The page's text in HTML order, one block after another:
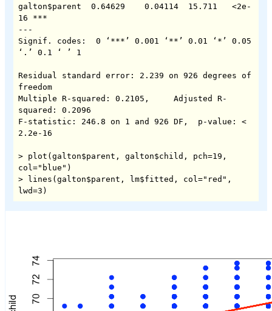
galton$parent  0.64629    0.04114  15.711   <2e-
16 ***
---
Signif. codes:  0 ‘***’ 0.001 ‘**’ 0.01 ‘*’ 0.05
‘.’ 0.1 ‘ ’ 1
Residual standard error: 2.239 on 926 degrees of
freedom
Multiple R-squared: 0.2105,	Adjusted R-
squared: 0.2096
F-statistic: 246.8 on 1 and 926 DF,  p-value: <
2.2e-16
> plot(galton$parent, galton$child, pch=19,
col="blue")
> lines(galton$parent, lm$fitted, col="red",
lwd=3)